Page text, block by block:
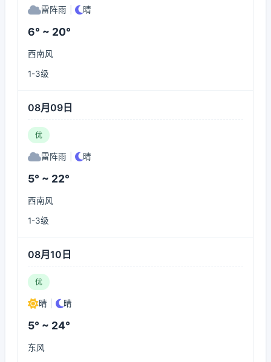
雷阵雨 晴
6° ~ 20°
西南风
1-3级
08月09日
优
雷阵雨 晴
5° ~ 22°
西南风
1-3级
08月10日
优
晴 晴
5° ~ 24°
东风